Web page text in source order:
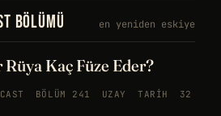
BÖLÜMÜ en yeniden eskiye
Rüya Kaç Füze Eder?
BÖLÜM 241 UZAY TARIH
32